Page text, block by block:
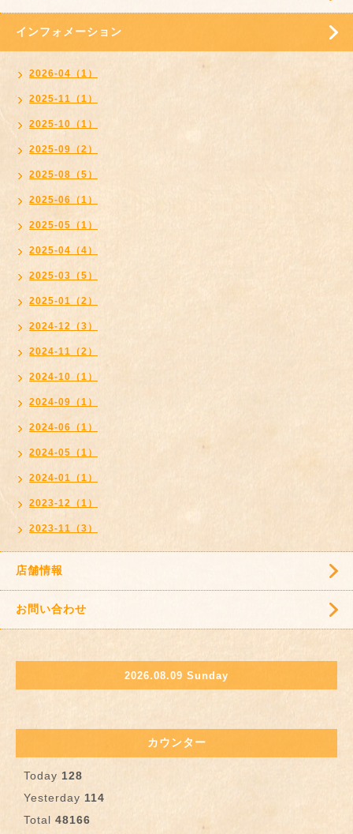
インフォメーション
2026-04（1）
2025-11（1）
2025-10（1）
2025-09（2）
2025-08（5）
2025-06（1）
2025-05（1）
2025-04（4）
2025-03（5）
2025-01（2）
2024-12（3）
2024-11（2）
2024-10（1）
2024-09（1）
2024-06（1）
2024-05（1）
2024-01（1）
2023-12（1）
2023-11（3）
店舗情報
お問い合わせ
2026.08.09 Sunday
カウンター
Today 128
Yesterday 114
Total 48166